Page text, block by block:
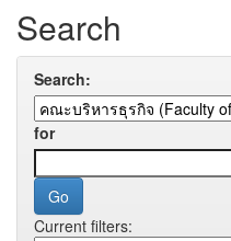
Search
Search:
for
Current filters: